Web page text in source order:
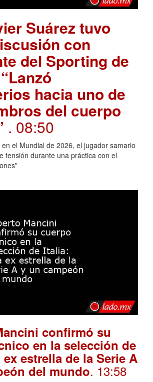
Suárez tuvo
con
del Sporting de
hacia uno de
del cuerpo
. 08:50
el Mundial de 2026, el jugador samario
tensión durante una práctica con el
confirmó su
en la selección de
estrella de la Serie A
del mundo. 13:58